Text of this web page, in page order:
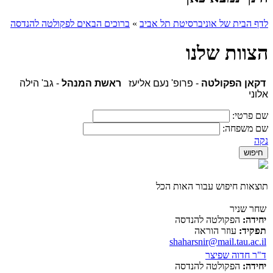
לדף הבית של אוניברסיטת תל אביב » ברוכים הבאים לפקולטה להנדסה
הצוות שלנו
דקאן הפקולטה - פרופ' נעם אליעז ראשת המנהל - גב' הילה
אלוני
שם פרטי:
שם משפחה:
נקה
תוצאות חיפוש עבור האות הכל
שחר שניר
יחידה: הפקולטה להנדסה
תפקיד: עוזר הוראה
shaharsnir@mail.tau.ac.il
ד"ר חדוה שפיצר
יחידה: הפקולטה להנדסה